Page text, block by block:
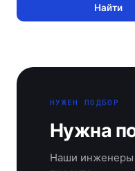
Найти
НУЖЕН ПОДБОР
Нужна
Наши инженеры